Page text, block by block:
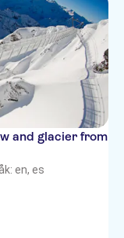
and glacier from
en, es